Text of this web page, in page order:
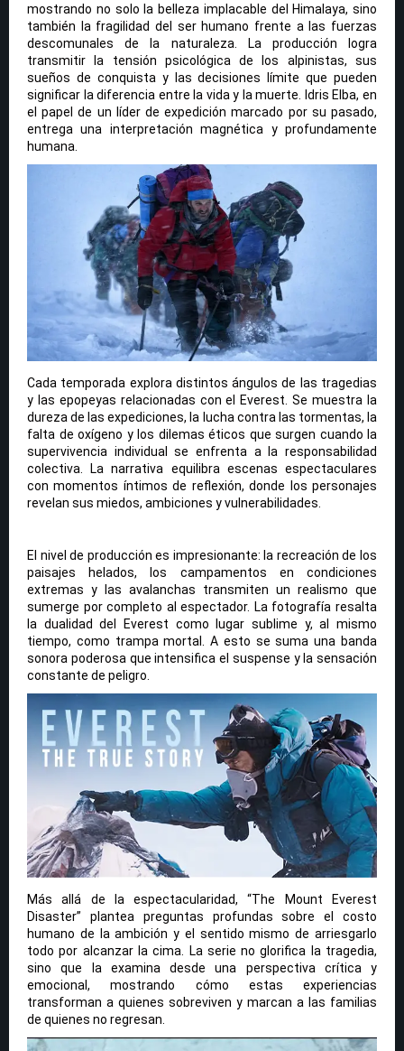
mostrando no solo la belleza implacable del Himalaya, sino
también la fragilidad del ser humano frente a las fuerzas
descomunales de la naturaleza. La producción logra
transmitir la tensión psicológica de los alpinistas, sus
sueños de conquista y las decisiones límite que pueden
significar la diferencia entre la vida y la muerte. Idris Elba, en
el papel de un líder de expedición marcado por su pasado,
entrega una interpretación magnética y profundamente
humana.
Cada temporada explora distintos ángulos de las tragedias
y las epopeyas relacionadas con el Everest. Se muestra la
dureza de las expediciones, la lucha contra las tormentas, la
falta de oxígeno y los dilemas éticos que surgen cuando la
supervivencia individual se enfrenta a la responsabilidad
colectiva. La narrativa equilibra escenas espectaculares
con momentos íntimos de reflexión, donde los personajes
revelan sus miedos, ambiciones y vulnerabilidades.
El nivel de producción es impresionante: la recreación de los
paisajes helados, los campamentos en condiciones
extremas y las avalanchas transmiten un realismo que
sumerge por completo al espectador. La fotografía resalta
la dualidad del Everest como lugar sublime y, al mismo
tiempo, como trampa mortal. A esto se suma una banda
sonora poderosa que intensifica el suspense y la sensación
constante de peligro.
Más allá de la espectacularidad, “The Mount Everest
Disaster” plantea preguntas profundas sobre el costo
humano de la ambición y el sentido mismo de arriesgarlo
todo por alcanzar la cima. La serie no glorifica la tragedia,
sino que la examina desde una perspectiva crítica y
emocional, mostrando cómo estas experiencias
transforman a quienes sobreviven y marcan a las familias
de quienes no regresan.